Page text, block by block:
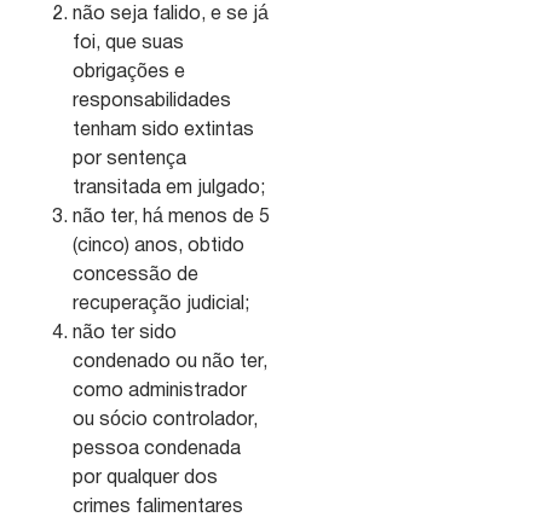
não seja falido, e se já
foi, que suas
obrigações e
responsabilidades
tenham sido extintas
por sentença
transitada em julgado;
não ter, há menos de 5
(cinco) anos, obtido
concessão de
recuperação judicial;
não ter sido
condenado ou não ter,
como administrador
ou sócio controlador,
pessoa condenada
por qualquer dos
crimes falimentares